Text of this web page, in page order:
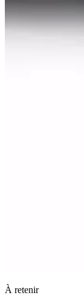
À retenir